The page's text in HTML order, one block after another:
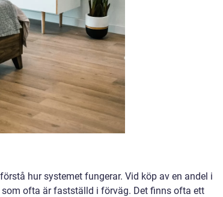
hur systemet fungerar. Vid köp av en andel i
ofta är fastställd i förväg. Det finns ofta ett